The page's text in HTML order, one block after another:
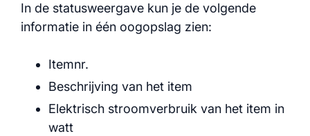
In de statusweergave kun je de volgende
informatie in één oogopslag zien:
Itemnr.
Beschrijving van het item
Elektrisch stroomverbruik van het item in
watt